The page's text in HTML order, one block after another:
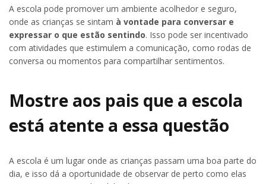
A escola pode promover um ambiente acolhedor e seguro,
onde as crianças se sintam à vontade para conversar e
expressar o que estão sentindo. Isso pode ser incentivado
com atividades que estimulem a comunicação, como rodas de
conversa ou momentos para compartilhar sentimentos.
Mostre aos pais que a escola
está atente a essa questão
A escola é um lugar onde as crianças passam uma boa parte do
dia, e isso dá a oportunidade de observar de perto como elas